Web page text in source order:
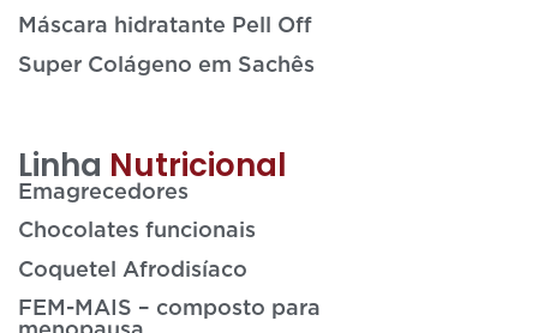
Máscara hidratante Pell Off
Super Colágeno em Sachês
Linha Nutricional
Chocolates funcionais
Coquetel Afrodisíaco
FEM-MAIS – composto para